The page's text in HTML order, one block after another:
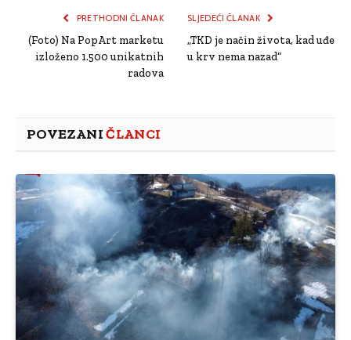
PRETHODNI ČLANAK
(Foto) Na PopArt marketu
izloženo 1.500 unikatnih
radova
SLJEDEĆI ČLANAK
„TKD je način života, kad uđe
u krv nema nazad“
POVEZANIČLANCI